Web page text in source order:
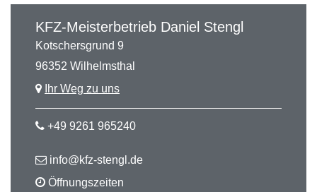
KFZ-Meisterbetrieb Daniel Stengl
Kotschersgrund 9
96352 Wilhelmsthal
Ihr Weg zu uns
+49 9261 965240
info@kfz-stengl.de
Öffnungszeiten